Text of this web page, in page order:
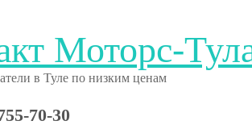
Моторс-
в Туле по низким ценам
70-30